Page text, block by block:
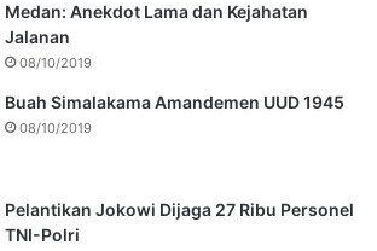
Medan: Anekdot Lama dan Kejahatan
Jalanan
08/10/2019
Buah Simalakama Amandemen UUD 1945
08/10/2019
Pelantikan Jokowi Dijaga 27 Ribu Personel
TNI-Polri